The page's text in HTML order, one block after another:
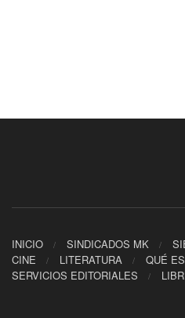
INICIO SINDICADOS MK
CINE
LITERATURA
QUÉ
SERVICIOS EDITORIALES